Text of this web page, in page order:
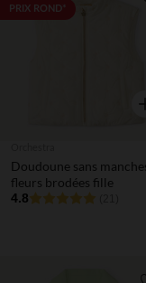
PRIX ROND*
Doudoune sans
fleurs brodées fille
4.8